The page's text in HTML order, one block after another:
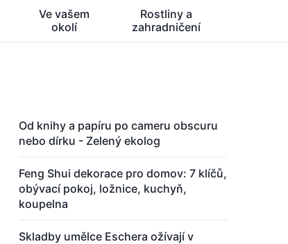
Ve vašem
okolí
Rostliny a
zahradničení
Od knihy a papíru po cameru obscuru
nebo dírku - Zelený ekolog
Feng Shui dekorace pro domov: 7 klíčů,
obývací pokoj, ložnice, kuchyň,
koupelna
Skladby umělce Eschera ožívají v